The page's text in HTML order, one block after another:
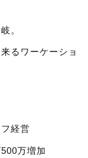
。
るワーケーショ
経営
万増加